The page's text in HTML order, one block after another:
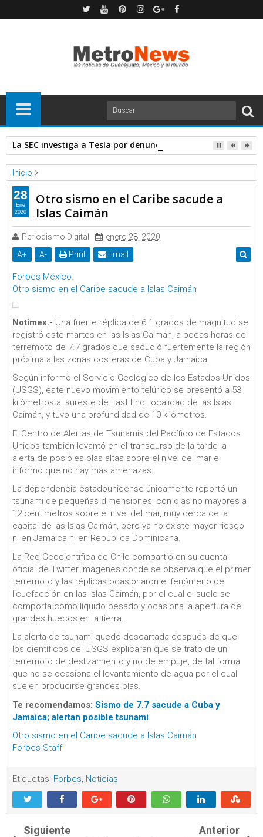
La SEC investiga a Tesla por denuncia de defectos en los
Inicio
Forbes
Noticias
Otro sismo en el Caribe sacude a Islas Caimán
Otro sismo en el Caribe sacude a
Islas Caimán
Periodismo Digital
enero 28, 2020
A+ A- Print Email
Forbes México.
Otro sismo en el Caribe sacude a Islas Caimán
Notimex.- Una fuerte réplica de 6.1 grados de magnitud se
registró este martes en las Islas Caimán, a pocas horas del
terremoto de 7.7 grados que sacudió fuertemente la región
próxima a las zonas costeras de Cuba y Jamaica.
Según informó el Servicio Geológico de los Estados Unidos
(USGS), este nuevo movimiento telúrico se presentó a 53
kilómetros al sureste de East End, localidad de las Islas
Caimán, y tuvo una profundidad de 10 kilómetros.
El Centro de Alertas de Tsunamis del Pacífico de Estados
Unidos también levantó en el transcurso de la tarde la
alerta de posibles olas altas sobre el nivel del mar e
informó que no hay más amenazas.
La dependencia estadounidense únicamente reportó un
tsunami de pequeñas dimensiones, con olas no mayores a
12 centímetros sobre el nivel del mar, muy cerca de la
capital de las Islas Caimán, pero ya no existe mayor riesgo
ni en Jamaica ni en República Dominicana.
La Red Geocientífica de Chile compartió en su cuenta
oficial de Twitter imágenes donde se observa que el primer
terremoto y las réplicas ocasionaron el fenómeno de
licuefacción en las Islas Caimán, por el cual el suelo se
comporta como líquido pesado y ocasiona la apertura de
grandes huecos en la tierra.
La alerta de tsunami quedó descartada después de que
los científicos del USGS explicaran que se trató de un
terremoto de deslizamiento y no de empuje, de tal forma
que no se ocasiona el levantamiento de agua por el cual
suelen producirse grandes olas.
Te recomendamos: Sismo de 7.7 sacude a Cuba y
Jamaica; alertan posible tsunami
Otro sismo en el Caribe sacude a Islas Caimán
Forbes Staff
Etiquetas: Forbes Noticias
28
Ene
2020
Siguiente Anterior